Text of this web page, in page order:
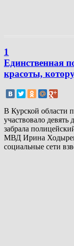
1
Единственная
красоты,
В Курской области
участвовало
забрала
МВД Ирина
социальные сети